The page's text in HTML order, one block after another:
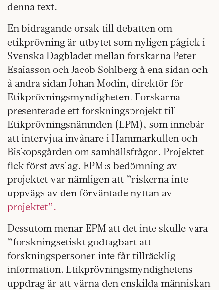
denna text.
En bidragande orsak till debatten om
etikprövning är utbytet som nyligen pågick i
Svenska Dagbladet mellan forskarna Peter
Esaiasson och Jacob Sohlberg å ena sidan och
å andra sidan Johan Modin, direktör för
Etikprövningsmyndigheten. Forskarna
presenterade ett forskningsprojekt till
Etikprövningsnämnden (EPM), som innebär
att intervjua invånare i Hammarkullen och
Biskopsgården om samhällsfrågor. Projektet
fick först avslag. EPM:s bedömning av
projektet var nämligen att ”riskerna inte
uppvägs av den förväntade nyttan av
projektet”.
Dessutom menar EPM att det inte skulle vara
”forskningsetiskt godtagbart att
forskningspersoner inte får tillräcklig
information. Etikprövningsmyndighetens
uppdrag är att värna den enskilda människan